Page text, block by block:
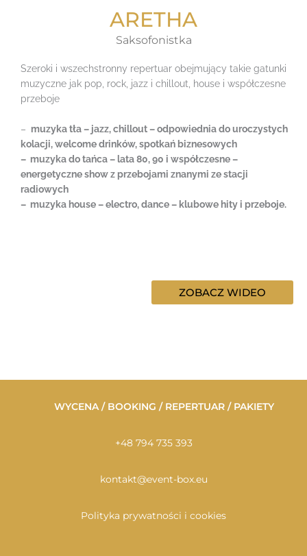
ARETHA
Saksofonistka
Szeroki i wszechstronny repertuar obejmujący takie gatunki
muzyczne jak pop, rock, jazz i chillout, house i współczesne
przeboje
– muzyka tła – jazz, chillout – odpowiednia do uroczystych
kolacji, welcome drinków, spotkań biznesowych
– muzyka do tańca – lata 80, 90 i współczesne –
energetyczne show z przebojami znanymi ze stacji
radiowych
– muzyka house – electro, dance – klubowe hity i przeboje.
ZOBACZ WIDEO
WYCENA / BOOKING / REPERTUAR / PAKIETY
+48 794 735 393
kontakt@event-box.eu
Polityka prywatności i cookies